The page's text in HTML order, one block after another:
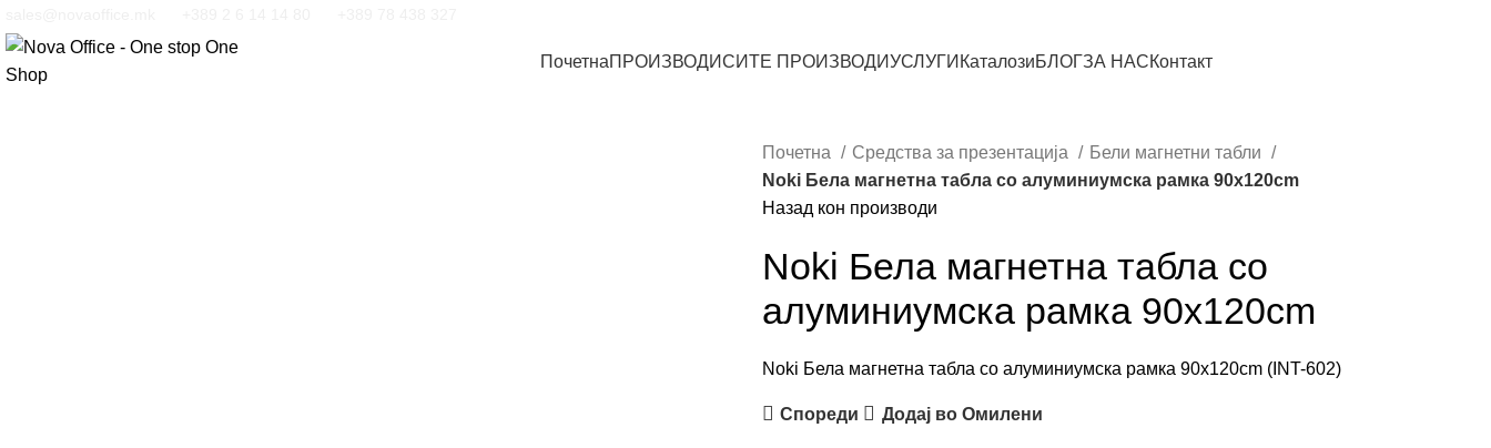
ПочетнаПРОИЗВОДИСИТЕ ПРОИЗВОДИУСЛУГИ КаталозиБЛОГЗА НАСКонтакт
Почетна Средства за презентација
Бели магнетни табли
Noki Бела магнетна табла со алуминиумска рамка 90x120cm
Назад кон производи
Noki Бела магнетна табла со
алуминиумска рамка 90x120cm
Noki Бела магнетна табла со алуминиумска рамка 90x120cm (INT-602)
Спореди Додај во Омилени